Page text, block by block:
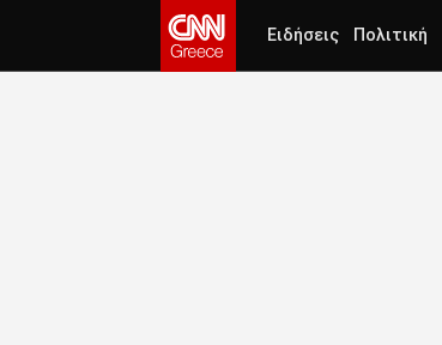
Ειδήσεις Πολιτική